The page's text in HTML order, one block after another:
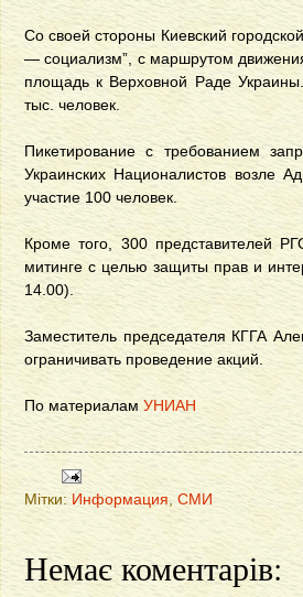
Со своей стороны Киевский
— социализм”, с маршрутом
площадь к Верховной Раде
тыс. человек.
Пикетирование с требованием
Украинских Националистов возле
участие 100 человек.
Кроме того, 300 представителей
митинге с целью защиты прав и
14.00).
Заместитель председателя КГГА
ограничивать проведение акций.
По материалам УНИАН
Мітки: Информация, СМИ
Немає коментарів: